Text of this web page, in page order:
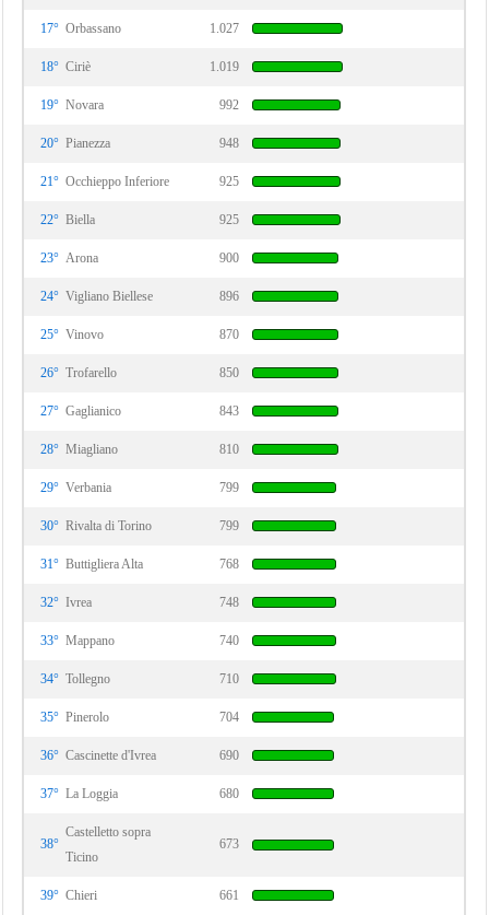
17° Orbassano 1.027
18° Ciriè 1.019
19° Novara 992
20° Pianezza 948
21° Occhieppo Inferiore 925
22° Biella 925
23° Arona 900
24° Vigliano Biellese 896
25° Vinovo 870
26° Trofarello 850
27° Gaglianico 843
28° Miagliano 810
29° Verbania 799
30° Rivalta di Torino 799
31° Buttigliera Alta 768
32° Ivrea 748
33° Mappano 740
34° Tollegno 710
35° Pinerolo 704
36° Cascinette d'Ivrea 690
37° La Loggia 680
38°
Castelletto sopra
Ticino
673
39° Chieri 661